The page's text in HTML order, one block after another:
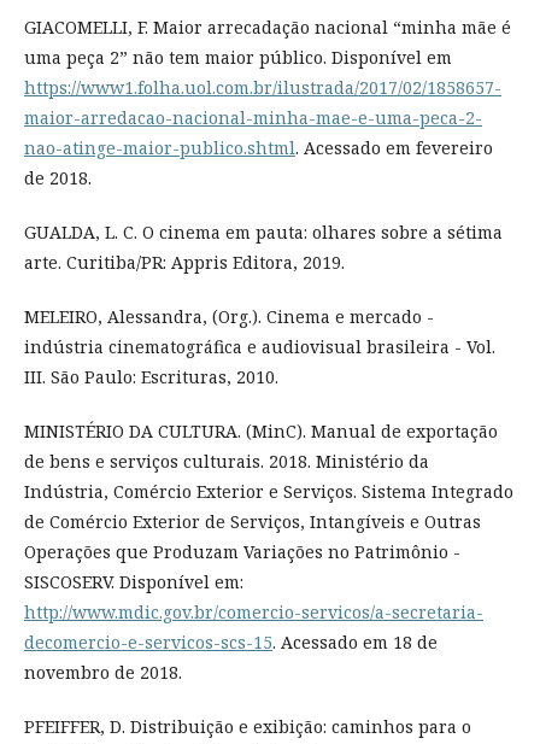
GIACOMELLI, F. Maior arrecadação nacional “minha mãe é
uma peça 2” não tem maior público. Disponível em
https://www1.folha.uol.com.br/ilustrada/2017/02/1858657-
maior-arredacao-nacional-minha-mae-e-uma-peca-2-
nao-atinge-maior-publico.shtml. Acessado em fevereiro
de 2018.
GUALDA, L. C. O cinema em pauta: olhares sobre a sétima
arte. Curitiba/PR: Appris Editora, 2019.
MELEIRO, Alessandra, (Org.). Cinema e mercado -
indústria cinematográfica e audiovisual brasileira - Vol.
III. São Paulo: Escrituras, 2010.
MINISTÉRIO DA CULTURA. (MinC). Manual de exportação
de bens e serviços culturais. 2018. Ministério da
Indústria, Comércio Exterior e Serviços. Sistema Integrado
de Comércio Exterior de Serviços, Intangíveis e Outras
Operações que Produzam Variações no Patrimônio -
SISCOSERV. Disponível em:
http://www.mdic.gov.br/comercio-servicos/a-secretaria-
decomercio-e-servicos-scs-15. Acessado em 18 de
novembro de 2018.
PFEIFFER, D. Distribuição e exibição: caminhos para o